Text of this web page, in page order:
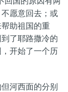
愿意回去；或
助祖国的重
了耶路撒冷的
开始了一个历
河西面的分别